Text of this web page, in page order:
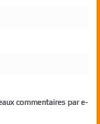
commentaires par e-